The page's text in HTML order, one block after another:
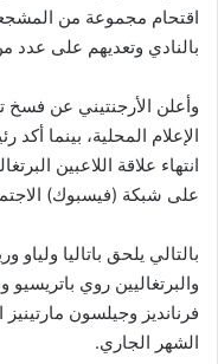
اقتحام مجموعة من
بالنادي وتعديهم على عدد
وأعلن الأرجنتيني عن فسخ
الإعلام المحلية، بينما
انتهاء علاقة اللاعبين
على شبكة (فيسبوك)
بالتالي يلحق باتاليا
والبرتغاليين روي باتريسيو
فرنانديز وجيلسون
الشهر الجاري.